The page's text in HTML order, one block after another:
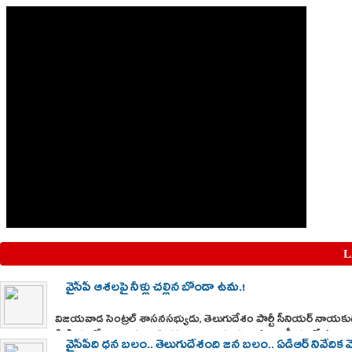
వైసీపీ ఆశలపై నీళ్లు చల్లిన బోండా ఉమ.!
విజయవాడ సెంట్రల్ శాసనసభ్యుడు, తెలుగుదేశం పార్టీ సీనియర్
మీడియాలో జరుగుతున్న ఊహాగానాలు ఇప్పుడు రాష్ట్ర రాజకీయాల్లో
వైసీపీది ధన బలం.. తెలుగుదేశంది జన బలం.. ఏడీఆర్ నివేదిక